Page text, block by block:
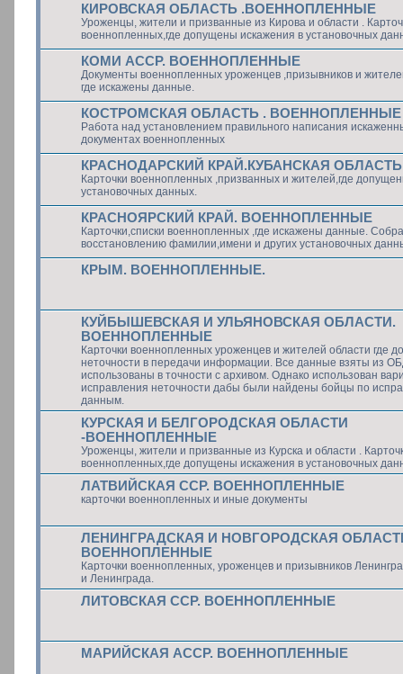
КИРОВСКАЯ ОБЛАСТЬ .ВОЕННОПЛЕННЫЕ
Уроженцы, жители и призванные из Кирова и области .
военнопленных,где допущены искажения в установочных
КОМИ АССР. ВОЕННОПЛЕННЫЕ
Документы военнопленных уроженцев ,призывников и
где искажены данные.
КОСТРОМСКАЯ ОБЛАСТЬ . ВОЕННОПЛЕННЫЕ
Работа над установлением правильного написания
документах военнопленных
КРАСНОДАРСКИЙ КРАЙ.КУБАНСКАЯ ОБЛАСТЬ
Карточки военнопленных ,призванных и жителей,где
установочных данных.
КРАСНОЯРСКИЙ КРАЙ. ВОЕННОПЛЕННЫЕ
Карточки,списки военнопленных ,где искажены данные.
восстановлению фамилии,имени и других установочных
КРЫМ. ВОЕННОПЛЕННЫЕ.
КУЙБЫШЕВСКАЯ И УЛЬЯНОВСКАЯ ОБЛАСТИ.
ВОЕННОПЛЕННЫЕ
Карточки военнопленных уроженцев и жителей области где
неточности в передачи информации. Все данные взяты из
использованы в точности с архивом. Однако использован
исправления неточности дабы были найдены бойцы по
данным.
КУРСКАЯ И БЕЛГОРОДСКАЯ ОБЛАСТИ
-ВОЕННОПЛЕННЫЕ
Уроженцы, жители и призванные из Курска и области .
военнопленных,где допущены искажения в установочных
ЛАТВИЙСКАЯ ССР. ВОЕННОПЛЕННЫЕ
карточки военнопленных и иные документы
ЛЕНИНГРАДСКАЯ И НОВГОРОДСКАЯ
ВОЕННОПЛЕННЫЕ
Карточки военнопленных, уроженцев и призывников
и Ленинграда.
ЛИТОВСКАЯ ССР. ВОЕННОПЛЕННЫЕ
МАРИЙСКАЯ АССР. ВОЕННОПЛЕННЫЕ